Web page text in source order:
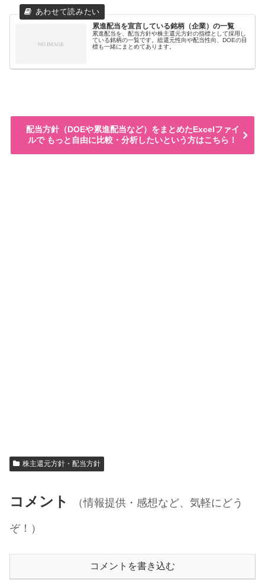
累進配当を宣言している銘柄（企業）の一覧
累進配当を、配当方針や株主還元方針の指標として採用し
ている銘柄の一覧です。総還元性向や配当性向、DOEの目
標も一緒にまとめてあります。
配当方針（DOEや累進配当など）をまとめたExcelファイ
ルで もっと自由に比較・分析したいという方はこちら！
株主還元方針・配当方針
コメント
（情報提供・感想など、気軽にどう
ぞ！）
コメントを書き込む